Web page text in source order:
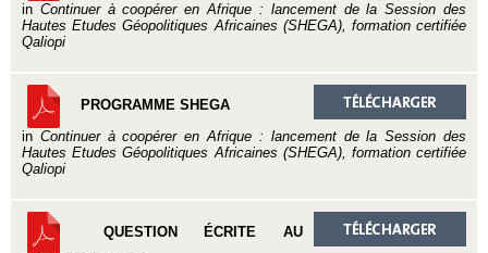
in Continuer à coopérer en Afrique : lancement de la Session des
Hautes Etudes Géopolitiques Africaines (SHEGA), formation certifiée
Qaliopi
PROGRAMME SHEGA
in Continuer à coopérer en Afrique : lancement de la Session des
Hautes Etudes Géopolitiques Africaines (SHEGA), formation certifiée
Qaliopi
QUESTION ÉCRITE AU